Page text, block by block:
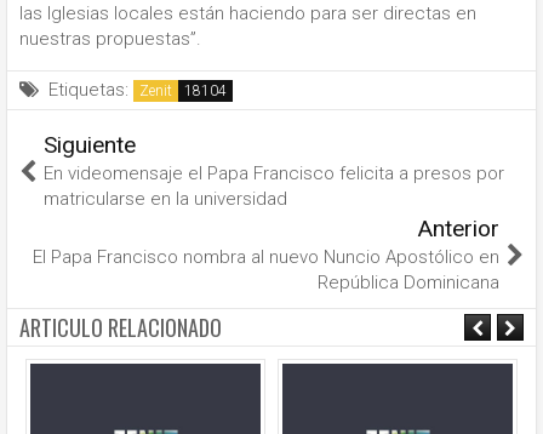
las Iglesias locales están haciendo para ser directas en
nuestras propuestas”.
Etiquetas: Zenit
Siguiente
En videomensaje el Papa Francisco felicita a presos por
matricularse en la universidad
Anterior
El Papa Francisco nombra al nuevo Nuncio Apostólico en
República Dominicana
ARTICULO RELACIONADO